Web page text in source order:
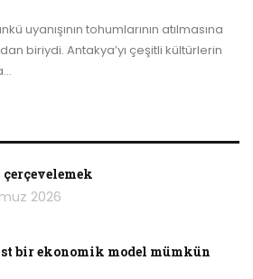
uyanışının tohumlarının atılmasına
biriydi. Antakya’yı çeşitli kültürlerin
…
çerçevelemek
2026
bir ekonomik model mümkün